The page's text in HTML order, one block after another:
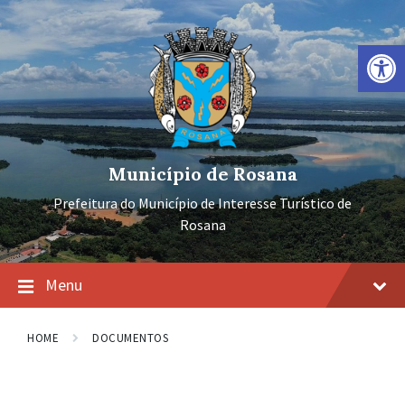
Barra de Ferramentas Aberta
Ir
para
conteúdo
Pular
para
navegação
principal
Pular
para
rodapé
Município de Rosana
Prefeitura do Município de Interesse Turístico de
Rosana
Menu
HOME DOCUMENTOS